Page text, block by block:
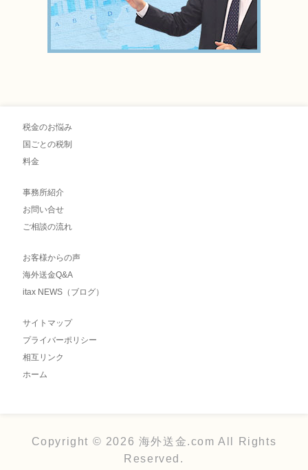
税金のお悩み
国ごとの税制
料金
事務所紹介
お問い合せ
ご相談の流れ
お客様からの声
海外送金Q&A
itax NEWS（ブログ）
サイトマップ
プライバーポリシー
相互リンク
ホーム
Copyright © 2026 海外送金.com All Rights
Reserved.